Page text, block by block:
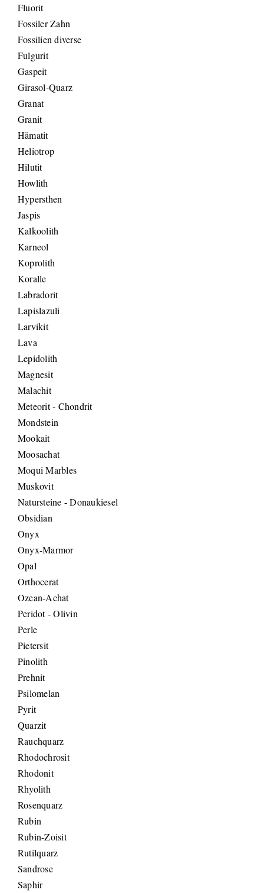
Fluorit
Fossiler Zahn
Fossilien diverse
Fulgurit
Gaspeit
Girasol-Quarz
Granat
Granit
Hämatit
Heliotrop
Hilutit
Howlith
Hypersthen
Jaspis
Kalkoolith
Karneol
Koprolith
Koralle
Labradorit
Lapislazuli
Larvikit
Lava
Lepidolith
Magnesit
Malachit
Meteorit - Chondrit
Mondstein
Mookait
Moosachat
Moqui Marbles
Muskovit
Natursteine - Donaukiesel
Obsidian
Onyx
Onyx-Marmor
Opal
Orthocerat
Ozean-Achat
Peridot - Olivin
Perle
Pietersit
Pinolith
Prehnit
Psilomelan
Pyrit
Quarzit
Rauchquarz
Rhodochrosit
Rhodonit
Rhyolith
Rosenquarz
Rubin
Rubin-Zoisit
Rutilquarz
Sandrose
Saphir